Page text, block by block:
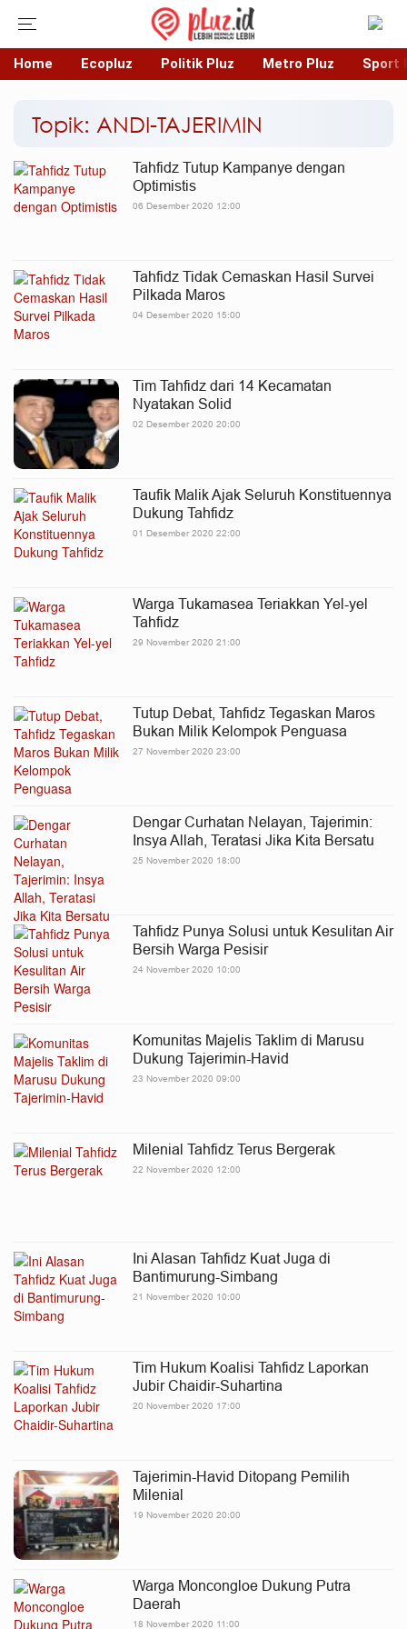
Home Ecopluz Politik Pluz Metro Pluz Sport
Topik: ANDI-TAJERIMIN
Tahfidz Tutup Kampanye dengan
Optimistis
06 Desember 2020 12:00
Tahfidz Tidak Cemaskan Hasil Survei
Pilkada Maros
04 Desember 2020 15:00
Tim Tahfidz dari 14 Kecamatan
Nyatakan Solid
02 Desember 2020 20:00
Taufik Malik Ajak Seluruh Konstituennya
Dukung Tahfidz
01 Desember 2020 22:00
Warga Tukamasea Teriakkan Yel-yel
Tahfidz
29 November 2020 21:00
Tutup Debat, Tahfidz Tegaskan Maros
Bukan Milik Kelompok Penguasa
27 November 2020 23:00
Dengar Curhatan Nelayan, Tajerimin:
Insya Allah, Teratasi Jika Kita Bersatu
25 November 2020 18:00
Tahfidz Punya Solusi untuk Kesulitan Air
Bersih Warga Pesisir
24 November 2020 10:00
Komunitas Majelis Taklim di Marusu
Dukung Tajerimin-Havid
23 November 2020 09:00
Milenial Tahfidz Terus Bergerak
22 November 2020 12:00
Ini Alasan Tahfidz Kuat Juga di
Bantimurung-Simbang
21 November 2020 10:00
Tim Hukum Koalisi Tahfidz Laporkan
Jubir Chaidir-Suhartina
20 November 2020 17:00
Tajerimin-Havid Ditopang Pemilih
Milenial
19 November 2020 20:00
Warga Moncongloe Dukung Putra
Daerah
18 November 2020 11:00